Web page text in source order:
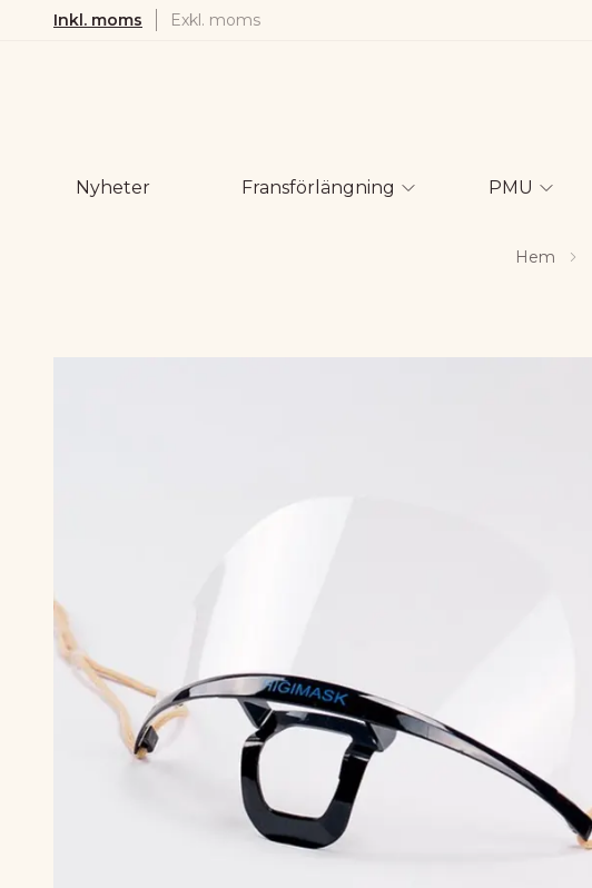
Inkl. moms Exkl. moms
Nyheter Fransförlängning PMU
Hem